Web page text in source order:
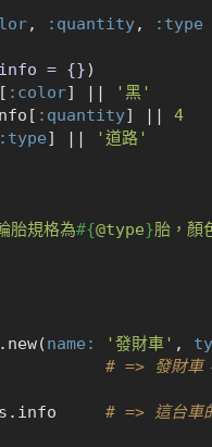
, :quantity, :type
info = {})
:color] | |
'黑'
:quantity] | | 4
:type] | |
'道路'
胎規格為#{@type}胎，顏
name: '發財車' ,
# => 發財車
# => 這台車